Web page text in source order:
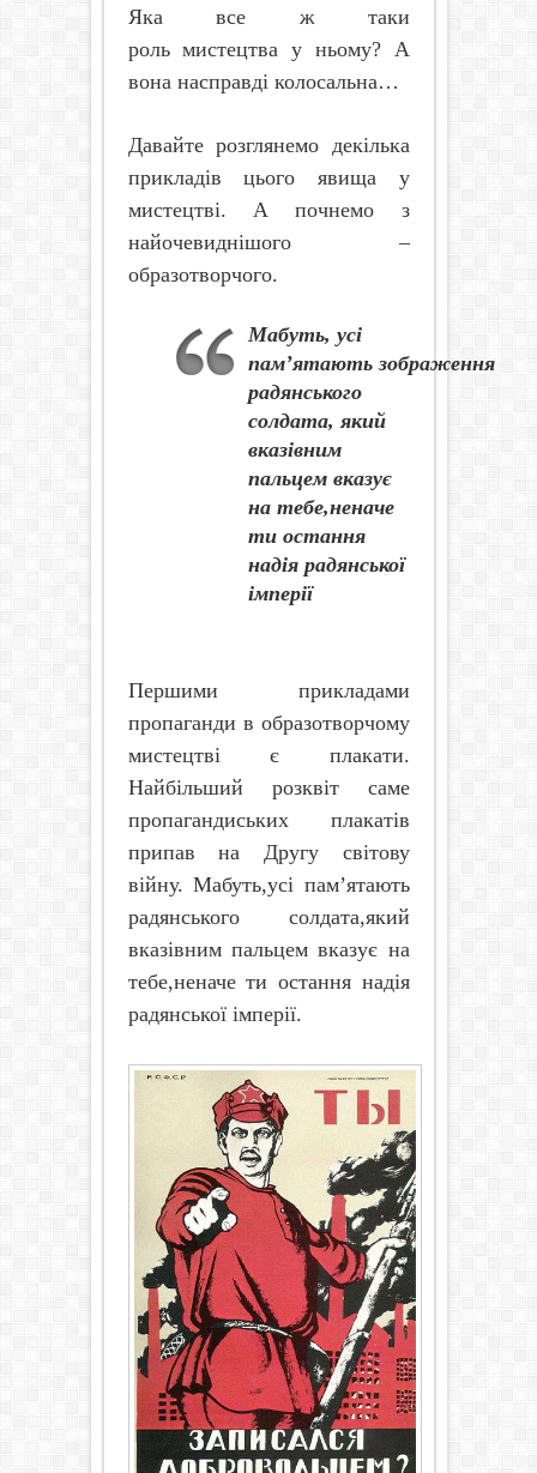
Яка все ж таки
роль мистецтва у ньому? А
вона насправді колосальна…
Давайте розглянемо декілька
прикладів цього явища у
мистецтві. А почнемо з
найочевиднішого –
образотворчого.
Мабуть, усі
пам’ятають зображення
радянського
солдата, який
вказівним
пальцем вказує
на тебе,неначе
ти остання
надія радянської
імперії
Першими прикладами
пропаганди в образотворчому
мистецтві є плакати.
Найбільший розквіт саме
пропагандиських плакатів
припав на Другу світову
війну. Мабуть,усі пам’ятають
радянського солдата,який
вказівним пальцем вказує на
тебе,неначе ти остання надія
радянської імперії.